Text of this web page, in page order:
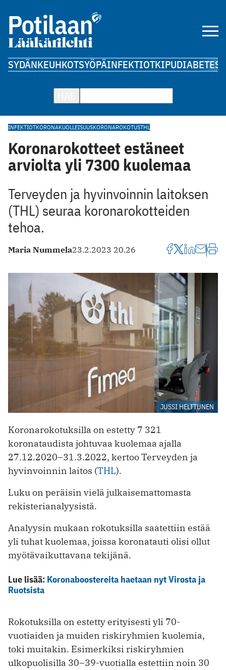
SYDÄNKEUHKOTSYÖPÄINFEKTIOTKIPUDIABETES
INFEKTIOTKORONAKUOLLEISUUSKORONAROKOTUSTHL
Koronarokotteet estäneet
arviolta yli 7300 kuolemaa
Terveyden ja hyvinvoinnin laitoksen
(THL) seuraa koronarokotteiden
tehoa.
Maria Nummela23.2.2023 20.26
JUSSI HELTTUNEN
Koronarokotuksilla on estetty 7 321
koronataudista johtuvaa kuolemaa ajalla
27.12.2020–31.3.2022, kertoo Terveyden ja
hyvinvoinnin laitos (THL).
Luku on peräisin vielä julkaisemattomasta
rekisterianalyysistä.
Analyysin mukaan rokotuksilla saatettiin estää
yli tuhat kuolemaa, joissa koronatauti olisi ollut
myötävaikuttavana tekijänä.
Lue lisää: Koronaboostereita haetaan nyt Virosta ja
Ruotsista
Rokotuksilla on estetty erityisesti yli 70-
vuotiaiden ja muiden riskiryhmien kuolemia,
toki muitakin. Esimerkiksi riskiryhmien
ulkopuolisilla 30–39-vuotialla estettiin noin 30